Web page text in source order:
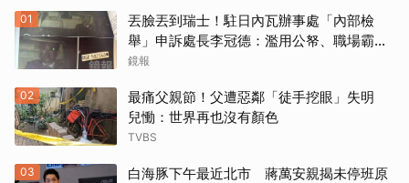
01
丟臉丟到瑞士！駐日內瓦辦事處「內部檢
舉」申訴處長李冠德：濫用公帑、職場霸
凌、超速仔拒繳罰單 外交部要查了
鏡報
02
最痛父親節！父遭惡鄰「徒手挖眼」失明
兒慟：世界再也沒有顏色
TVBS
03
白海豚下午最近北市 蔣萬安親揭未停班原